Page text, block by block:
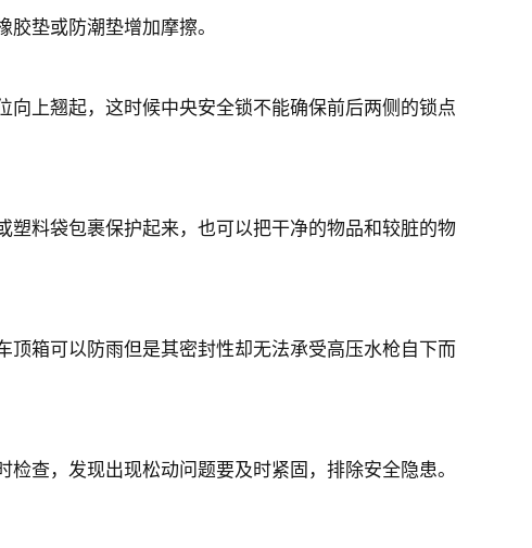
垫或防潮垫增加摩擦。
上翘起，这时候中央安全锁不能确保前后两侧的锁点
料袋包裹保护起来，也可以把干净的物品和较脏的物
箱可以防雨但是其密封性却无法承受高压水枪自下而
查，发现出现松动问题要及时紧固，排除安全隐患。